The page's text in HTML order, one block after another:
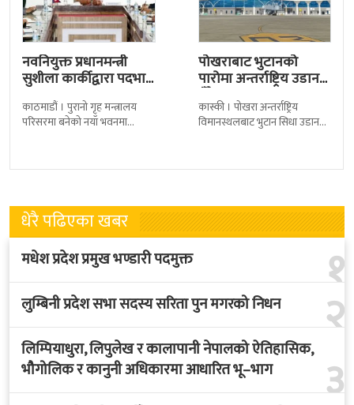
नवनियुक्त प्रधानमन्त्री
सुशीला कार्कीद्वारा पदभार
काठमाडौं । पुरानो गृह मन्त्रालय
परिसरमा बनेको नयाँ भवनमा
नवनियुक्त
पोखराबाट भुटानको
पारोमा अन्तर्राष्ट्रिय उडान
हुँदै
कास्की । पोखरा अन्तर्राष्ट्रिय
विमानस्थलबाट भुटान सिधा उडान
लागेको हो
धेरै पढिएका खबर
१
मधेश प्रदेश प्रमुख भण्डारी पदमुक्त
२
लुम्बिनी प्रदेश सभा सदस्य सरिता पुन मगरको निधन
३
लिम्पियाधुरा, लिपुलेख र कालापानी नेपालको ऐतिहासिक,
भौगोलिक र कानुनी अधिकारमा आधारित भू–भाग